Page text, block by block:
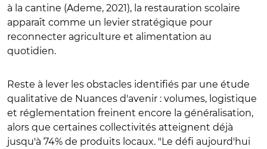
à la cantine (Ademe, 2021), la restauration scolaire
apparaît comme un levier stratégique pour
reconnecter agriculture et alimentation au
quotidien.
Reste à lever les obstacles identifiés par une étude
qualitative de Nuances d'avenir : volumes, logistique
et réglementation freinent encore la généralisation,
alors que certaines collectivités atteignent déjà
jusqu'à 74% de produits locaux. "Le défi aujourd'hui